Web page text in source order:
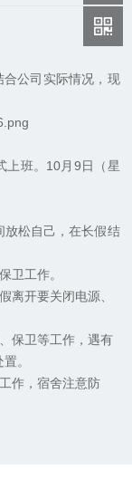
公司实际情况，现
班。10月9日（星
放松自己，在长假结
卫工作。
离开要关闭电源、
保卫等工作，遇有
。
作，宿舍注意防